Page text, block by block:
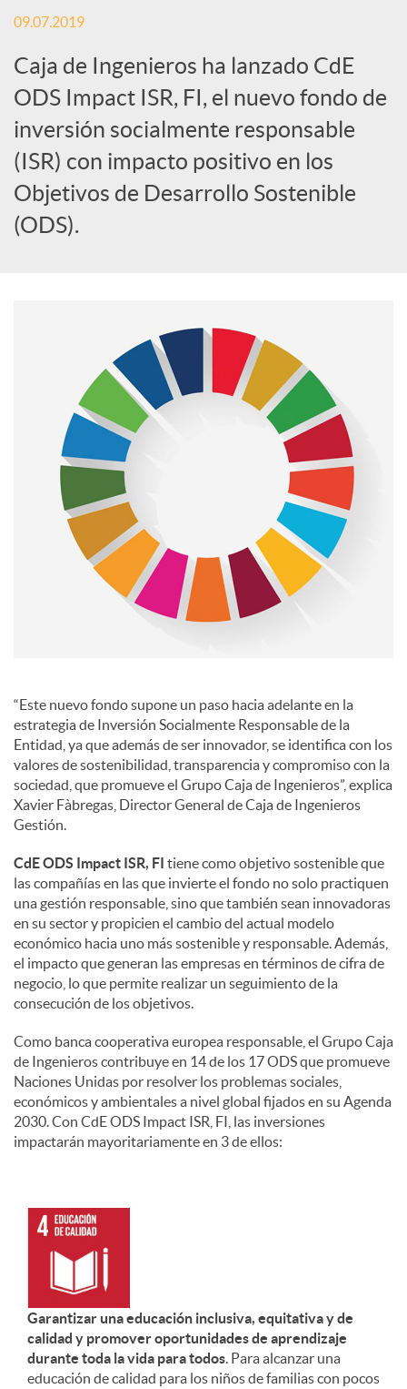
o
c
i
s
09.07.2019
Caja de Ingenieros ha lanzado CdE
ODS Impact ISR, FI, el nuevo fondo de
inversión socialmente responsable
(ISR) con impacto positivo en los
Objetivos de Desarrollo Sostenible
(ODS).
“Este nuevo fondo supone un paso hacia adelante en la
estrategia de Inversión Socialmente Responsable de la
Entidad, ya que además de ser innovador, se identifica con los
valores de sostenibilidad, transparencia y compromiso con la
sociedad, que promueve el Grupo Caja de Ingenieros”, explica
Xavier Fàbregas, Director General de Caja de Ingenieros
Gestión.
CdE ODS Impact ISR, FI tiene como objetivo sostenible que
las compañías en las que invierte el fondo no solo practiquen
una gestión responsable, sino que también sean innovadoras
en su sector y propicien el cambio del actual modelo
económico hacia uno más sostenible y responsable. Además,
el impacto que generan las empresas en términos de cifra de
negocio, lo que permite realizar un seguimiento de la
consecución de los objetivos.
Como banca cooperativa europea responsable, el Grupo Caja
de Ingenieros contribuye en 14 de los 17 ODS que promueve
Naciones Unidas por resolver los problemas sociales,
económicos y ambientales a nivel global fijados en su Agenda
2030. Con CdE ODS Impact ISR, FI, las inversiones
impactarán mayoritariamente en 3 de ellos:
Garantizar una educación inclusiva, equitativa y de
calidad y promover oportunidades de aprendizaje
durante toda la vida para todos. Para alcanzar una
educación de calidad para los niños de familias con pocos